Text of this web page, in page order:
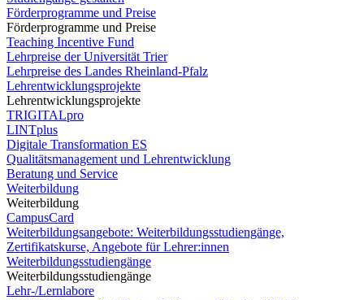
Förderprogramme und Preise
Förderprogramme und Preise
Teaching Incentive Fund
Lehrpreise der Universität Trier
Lehrpreise des Landes Rheinland-Pfalz
Lehrentwicklungsprojekte
Lehrentwicklungsprojekte
TRIGITALpro
LINTplus
Digitale Transformation ES
Qualitätsmanagement und Lehrentwicklung
Beratung und Service
Weiterbildung
Weiterbildung
CampusCard
Weiterbildungsangebote: Weiterbildungsstudiengänge,
Zertifikatskurse, Angebote für Lehrer:innen
Weiterbildungsstudiengänge
Weiterbildungsstudiengänge
Lehr-/Lernlabore